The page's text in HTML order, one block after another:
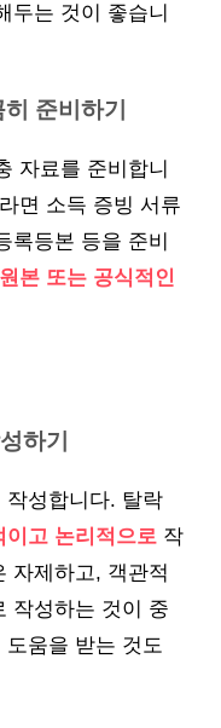
두는 것이 좋습니
준비하기
자료를 준비합니
면 소득 증빙 서류
록등본 등을 준비
본 또는 공식적인
하기
성합니다. 탈락
이고 논리적으로 작
자제하고, 객관적
작성하는 것이 중
움을 받는 것도